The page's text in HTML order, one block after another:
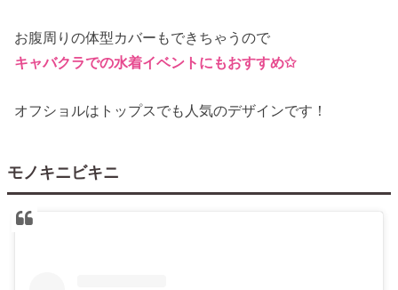
お腹周りの体型カバーもできちゃうので
キャバクラでの水着イベントにもおすすめ✩
オフショルはトップスでも人気のデザインです！
モノキニビキニ